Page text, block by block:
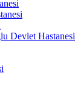
Devlet Hastanesi